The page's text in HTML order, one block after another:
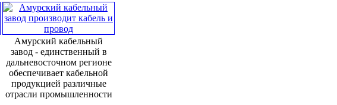
Амурский кабельный
завод - единственный в
дальневосточном регионе
обеспечивает кабельной
продукцией различные
отрасли промышленности